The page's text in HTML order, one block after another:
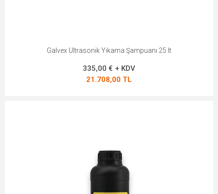
Galvex Ultrasonik Yıkama Şampuanı 25 lt
335,00 € + KDV
21.708,00 TL